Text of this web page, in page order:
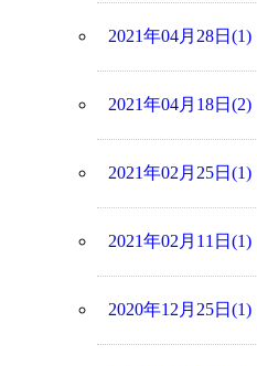
2021年04月28日(1)
2021年04月18日(2)
2021年02月25日(1)
2021年02月11日(1)
2020年12月25日(1)